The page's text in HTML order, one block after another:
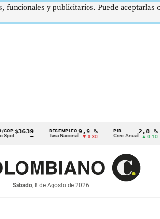
—
DESEMPLEO
Tasa Nacional
9,9 %
▼ 0.30
PIB
Crec. Anual
2,8 %
▲ 0.10
Sábado, 8 de Agosto de 2026
funcionales y publicitarios. Puede aceptarlas